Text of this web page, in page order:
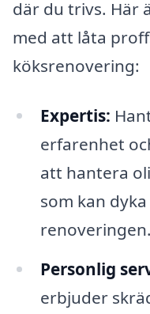
där du trivs. Här
med att låta
köksrenovering:
Expertis:
erfarenhet
att hantera
som kan
renoveringen.
Personlig
erbjuder